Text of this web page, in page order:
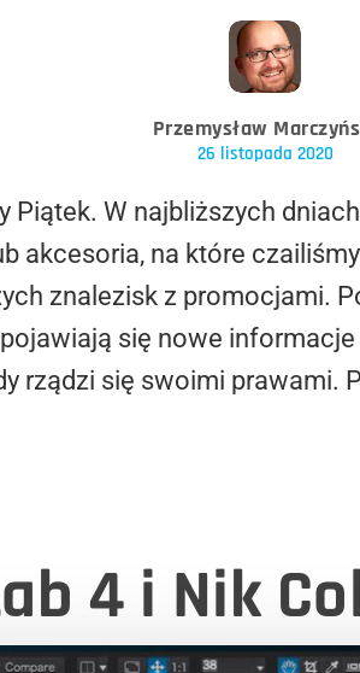
Przemysław
26 listopada 2020
Piątek. W najbliższych
akcesoria, na które
znalezisk z promocjami.
się nowe
rządzi się swoimi prawami.
4 i Nik